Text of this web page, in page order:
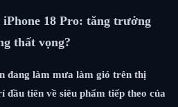
18 Pro: tăng trưởng
thất vọng?
đang làm mưa làm gió trên thị
tiên về siêu phẩm tiếp theo của